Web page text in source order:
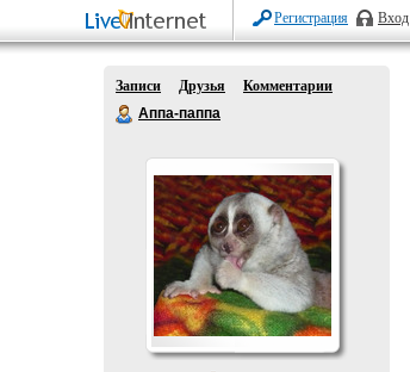
Регистрация Вход
Записи Друзья
Комментарии
Аппа-паппа